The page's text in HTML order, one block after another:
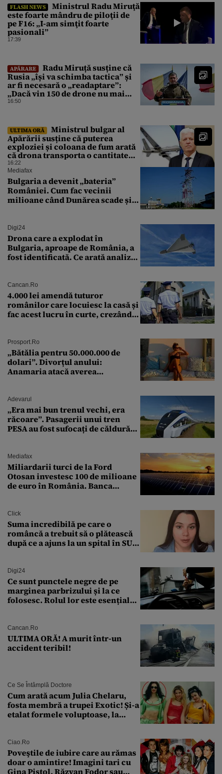
FLASH NEWS
Ministrul Radu Miruţă
este foarte mândru de piloţii de
pe F16: „I-am simţit foarte
pasionali”
17:39
APĂRARE
Radu Miruță susține că
Rusia „își va schimba tactica” și
ar fi necesară o „readaptare”:
„Dacă vin 150 de drone nu mai
suntem pe timp de pace”
16:50
ULTIMA ORĂ
Ministrul bulgar al
Apărării susține că puterea
exploziei și coloana de fum arată
că drona transporta o cantitate
semnificativă de exploziv
16:22
Mediafax
Bulgaria a devenit „bateria”
României. Cum fac vecinii
milioane când Dunărea scade și
Digi24
Drona care a explodat în
Bulgaria, aproape de România, a
fost identificată. Ce arată analiza
Cancan.ro
4.000 lei amendă tuturor
românilor care locuiesc la casă și
fac acest lucru în curte, crezând
Prosport.ro
„Bătălia pentru 50.000.000 de
dolari”. Divorțul anului:
Anamaria atacă averea
Adevarul
„Era mai bun trenul vechi, era
răcoare”. Pasagerii unui tren
PESA au fost sufocați de căldură
Mediafax
Miliardarii turci de la Ford
Otosan investesc 100 de milioane
de euro în România. Banca
Click
Suma incredibilă pe care o
româncă a trebuit să o plătească
după ce a ajuns la un spital în SUA:
Digi24
Ce sunt punctele negre de pe
marginea parbrizului și la ce
folosesc. Rolul lor este esențial
Cancan.ro
ULTIMA ORĂ! A murit într-un
accident teribil!
Ce Se Întâmplă Doctore
Cum arată acum Julia Chelaru,
fosta membră a trupei Exotic! Și-a
etalat formele voluptoase, la
Ciao.ro
Poveştile de iubire care au rămas
doar o amintire! Imagini tari cu
Gina Pistol, Răzvan Fodor sau